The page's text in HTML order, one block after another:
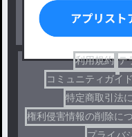
利用規約 テ
コミュニティガイ
特定商取引法
権利侵害情報の削除に
プライバ